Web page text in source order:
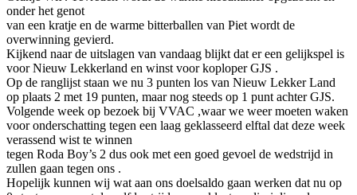
onder het genot
van een kratje en de warme bitterballen van Piet wordt de
overwinning gevierd.
Kijkend naar de uitslagen van vandaag blijkt dat er een gelijkspel is
voor Nieuw Lekkerland en winst voor koploper GJS .
Op de ranglijst staan we nu 3 punten los van Nieuw Lekker Land
op plaats 2 met 19 punten, maar nog steeds op 1 punt achter GJS.
Volgende week op bezoek bij VVAC ,waar we weer moeten waken
voor onderschatting tegen een laag geklasseerd elftal dat deze week
verassend wist te winnen
tegen Roda Boy’s 2 dus ook met een goed gevoel de wedstrijd in
zullen gaan tegen ons .
Hopelijk kunnen wij wat aan ons doelsaldo gaan werken dat nu op